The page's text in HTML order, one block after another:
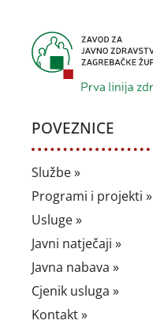
POVEZNICE
Službe »
Programi i projekti »
Usluge »
Javni natječaji »
Javna nabava »
Cjenik usluga »
Kontakt »